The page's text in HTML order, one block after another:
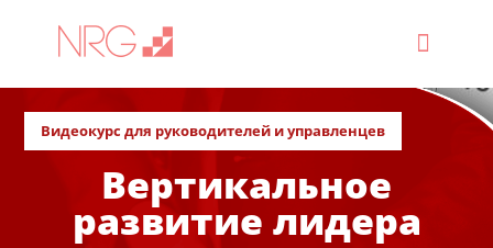
Видеокурс для руководителей и управленцев
Вертикальное
развитие лидера